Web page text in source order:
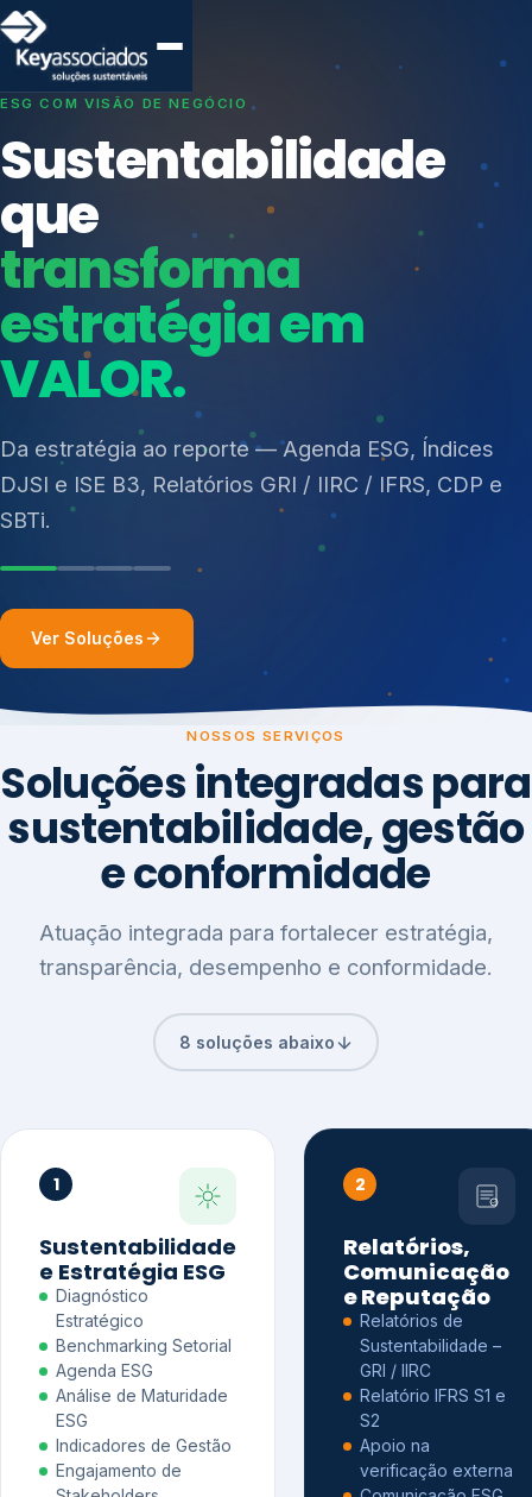
SISTEMAS DE GESTÃO OTIMIZADOS E INTEGRADOS
Conformidade que
protege seu
negócio.
Consultoria, auditoria e treinamentos em ISO 27001,
ISO 27701, ISO 42001, ISO 37001, ISO 9001, ISO
14001, ISO 45001, ONA e PNQ — Gestão de
resíduos sólidos (PGRS/PMGRS).
Índices de Mercado
Mudanças Climáticas
Reputação e Cadeia
Reporte Regulatório
Ver Soluções
NOSSOS SERVIÇOS
Soluções integradas para
sustentabilidade, gestão
e conformidade
Atuação integrada para fortalecer estratégia,
transparência, desempenho e conformidade.
8 soluções abaixo
1
Sustentabilidade
e Estratégia ESG
Diagnóstico
Estratégico
Benchmarking Setorial
Agenda ESG
Análise de Maturidade
ESG
Indicadores de Gestão
Engajamento de
2
Relatórios,
Comunicação
e Reputação
Relatórios de
Sustentabilidade –
GRI / IIRC
Relatório IFRS S1 e
S2
Apoio na
verificação externa